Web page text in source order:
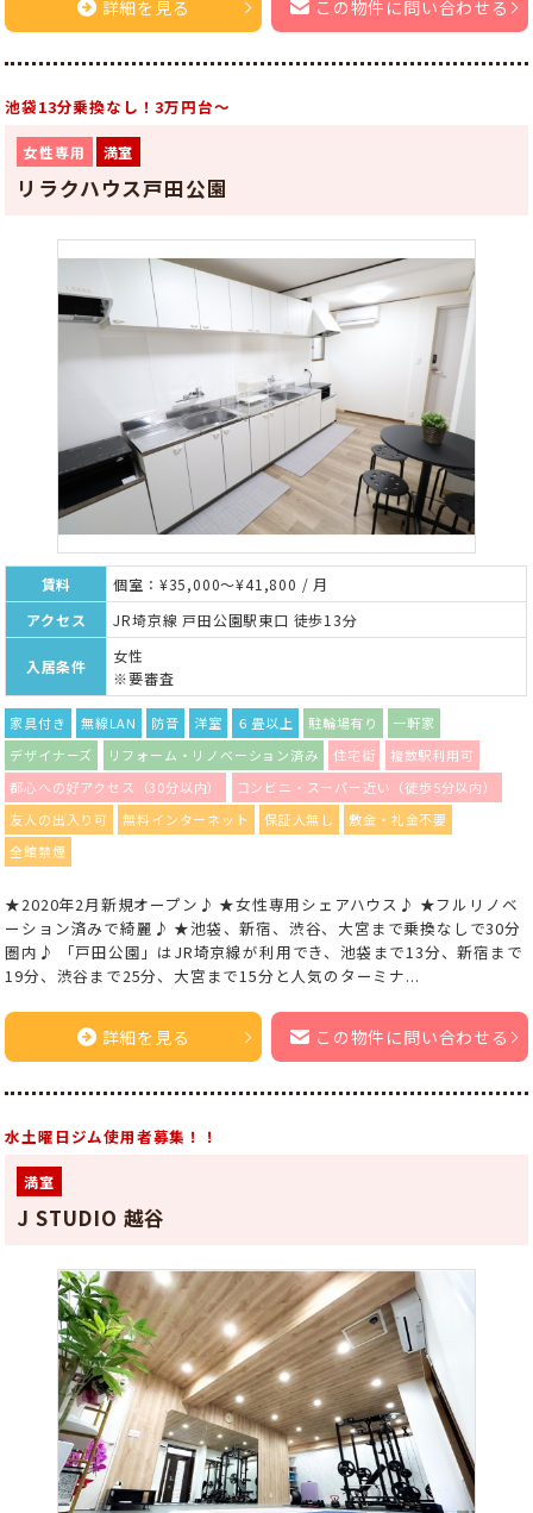
詳細を見る この物件に問い合わせる
池袋13分乗換なし！3万円台～
女性専用 満室
リラクハウス戸田公園
賃料
個室：¥35,000～¥41,800 / 月
アクセス
JR埼京線 戸田公園駅東口 徒歩13分
入居条件
女性
※要審査
家具付き 無線LAN 防音 洋室 ６畳以上 駐輪場有り
一軒家
デザイナーズ
リフォーム・リノベーション済み 住宅街
複数駅利用可
都心への好アクセス（30分以内）
コンビニ・スーパー近い（徒歩5分以内）
友人の出入り可
無料インターネット 保証人無し
敷金・礼金不要
全館禁煙
★2020年2月新規オープン♪ ★女性専用シェアハウス♪ ★フルリノベ
ーション済みで綺麗♪ ★池袋、新宿、渋谷、大宮まで乗換なしで30分
圏内♪ 「戸田公園」はJR埼京線が利用でき、池袋まで13分、新宿まで
19分、渋谷まで25分、大宮まで15分と人気のターミナ...
詳細を見る この物件に問い合わせる
水土曜日ジム使用者募集！！
満室
J STUDIO 越谷